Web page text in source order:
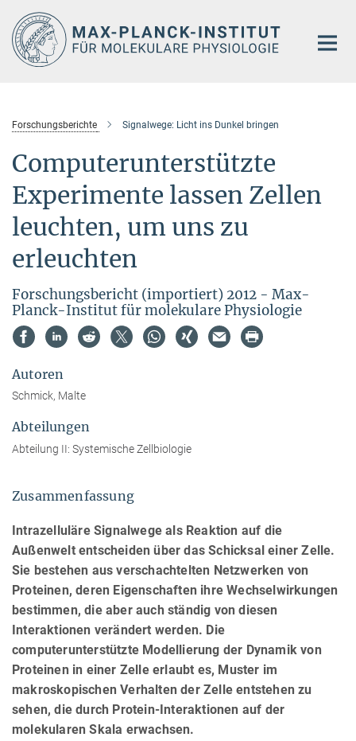
Hauptinhalt
Forschungsberichte Signalwege: Licht ins Dunkel bringen
Computerunterstützte
Experimente lassen Zellen
leuchten, um uns zu
erleuchten
Forschungsbericht (importiert) 2012 - Max-
Planck-Institut für molekulare Physiologie
Autoren
Schmick, Malte
Abteilungen
Abteilung II: Systemische Zellbiologie
Zusammenfassung
Intrazelluläre Signalwege als Reaktion auf die
Außenwelt entscheiden über das Schicksal einer Zelle.
Sie bestehen aus verschachtelten Netzwerken von
Proteinen, deren Eigenschaften ihre Wechselwirkungen
bestimmen, die aber auch ständig von diesen
Interaktionen verändert werden. Die
computerunterstützte Modellierung der Dynamik von
Proteinen in einer Zelle erlaubt es, Muster im
makroskopischen Verhalten der Zelle entstehen zu
sehen, die durch Protein-Interaktionen auf der
molekularen Skala erwachsen.